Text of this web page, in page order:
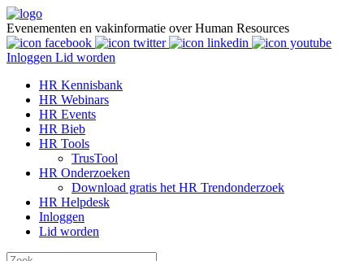
Evenementen en vakinformatie over Human Resources
Inloggen Lid worden
HR Kennisbank
HR Webinars
HR Events
HR Bieb
HR Tools
TrusTool
HR Onderzoeken
Download gratis het HR Trendonderzoek
HR Helpdesk
Inloggen
Lid worden